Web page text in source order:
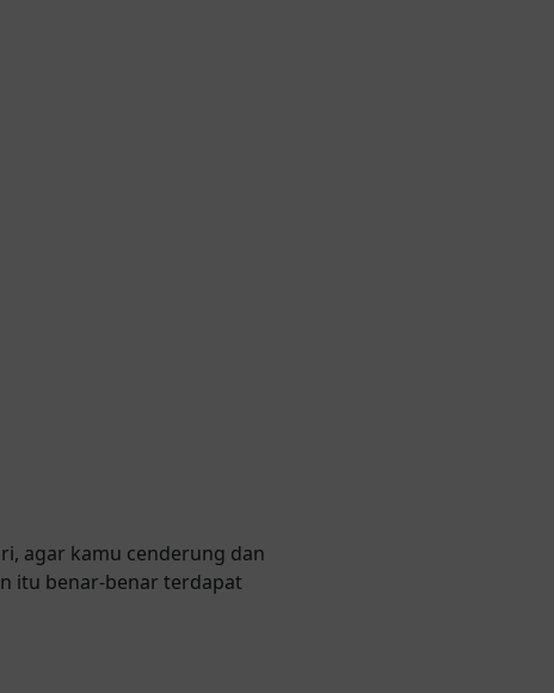
agar kamu cenderung dan
itu benar-benar terdapat